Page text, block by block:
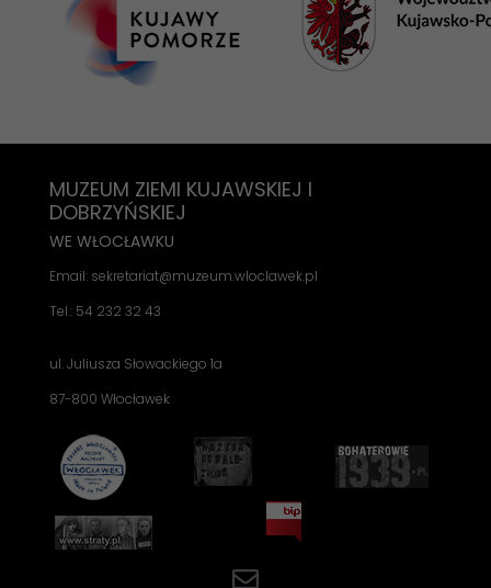
MUZEUM ZIEMI KUJAWSKIEJ I
DOBRZYŃSKIEJ
WE WŁOCŁAWKU
Email: sekretariat@muzeum.wloclawek.pl
Tel.: 54 232 32 43
ul. Juliusza Słowackiego 1a
87-800 Włocławek